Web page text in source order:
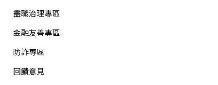
盡職治理專區
金融友善專區
防詐專區
回饋意見